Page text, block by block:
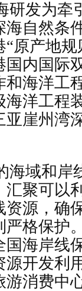
研发为牵
海自然条
原产地
内国际
海洋工
洋工程
崖州湾
海域和岸
聚可以
源，确
严格保护
海岸线
开发利
消费中